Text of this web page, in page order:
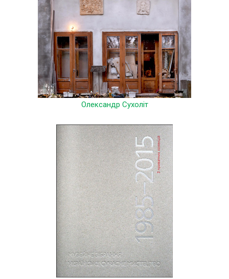
Олександр Сухоліт